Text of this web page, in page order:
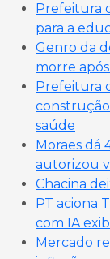
Prefeitura
para a
Genro da
morre
Prefeitura
construção
saúde
Moraes dá
autorizou
Chacina
PT aciona
com IA
Mercado